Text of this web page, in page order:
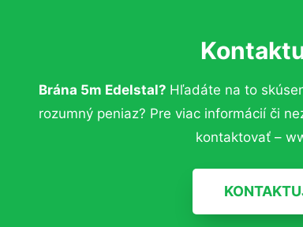
Brána 5m Edelstal? Hľadáte na to
rozumný peniaz? Pre viac informácií či
kontaktovať –